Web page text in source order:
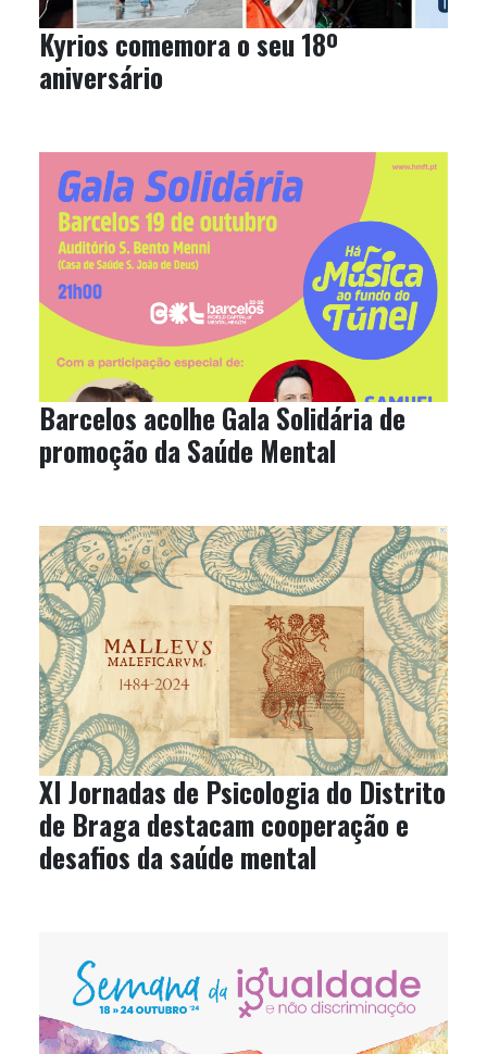
Kyrios comemora o seu 18º
aniversário
Barcelos acolhe Gala Solidária de
promoção da Saúde Mental
XI Jornadas de Psicologia do Distrito
de Braga destacam cooperação e
desafios da saúde mental